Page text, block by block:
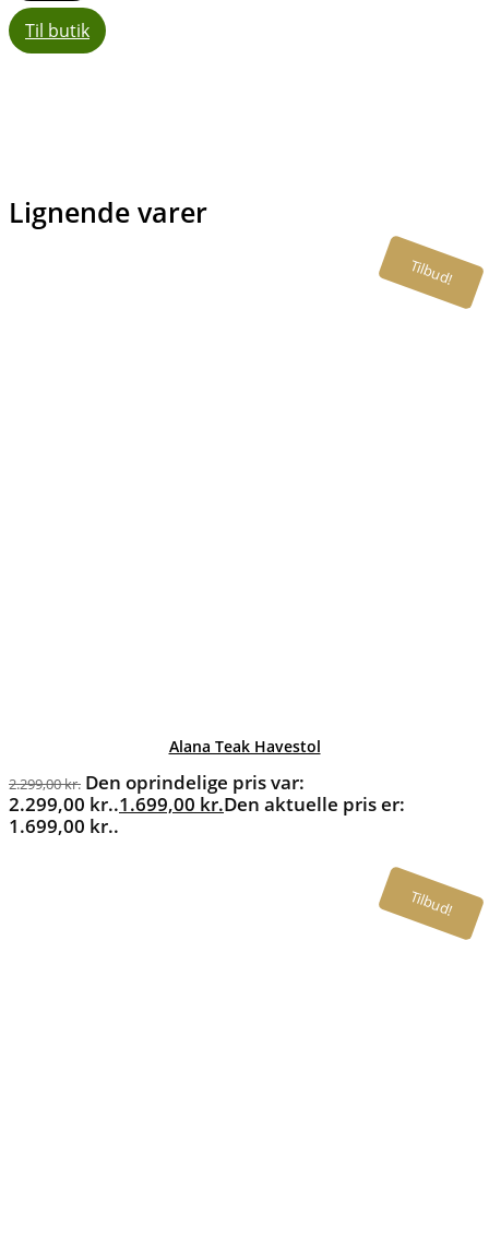
Til butik
Lignende varer
Tilbud!
Alana Teak Havestol
2.299,00kr. Den oprindelige pris var:
2.299,00 kr..1.699,00 kr.Den aktuelle pris er:
1.699,00 kr..
Tilbud!